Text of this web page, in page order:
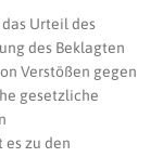
Urteil des
des Beklagten
Verstößen gegen
gesetzliche
zu den